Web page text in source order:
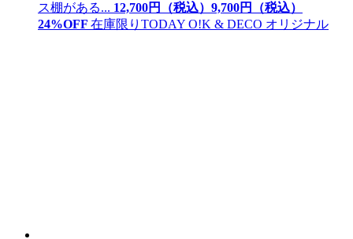
ス棚がある... 12,700円（税込） 9,700円（税込）
24%OFF 在庫限り TODAY O!K & DECO オリジナル